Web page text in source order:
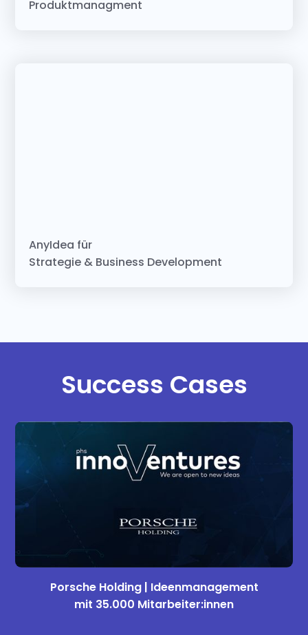
Produktmanagment
AnyIdea für
Strategie & Business Development
Success Cases
Porsche Holding | Ideenmanagement
mit 35.000 Mitarbeiter:innen